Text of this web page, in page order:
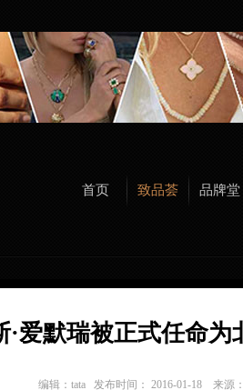
首页 致品荟 品牌堂
·爱默瑞被正式任命
编辑： tata 发布时间： 2016-01-18 来源